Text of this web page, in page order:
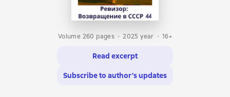
Volume 260 pages 2025 year 16+
Read excerpt
Subscribe to author’s updates